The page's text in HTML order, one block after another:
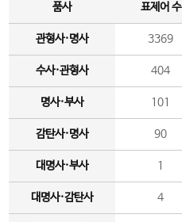
품사 표제어 수
관형사·명사 3369
수사·관형사 404
명사·부사 101
감탄사·명사 90
대명사·부사 1
대명사·감탄사 4